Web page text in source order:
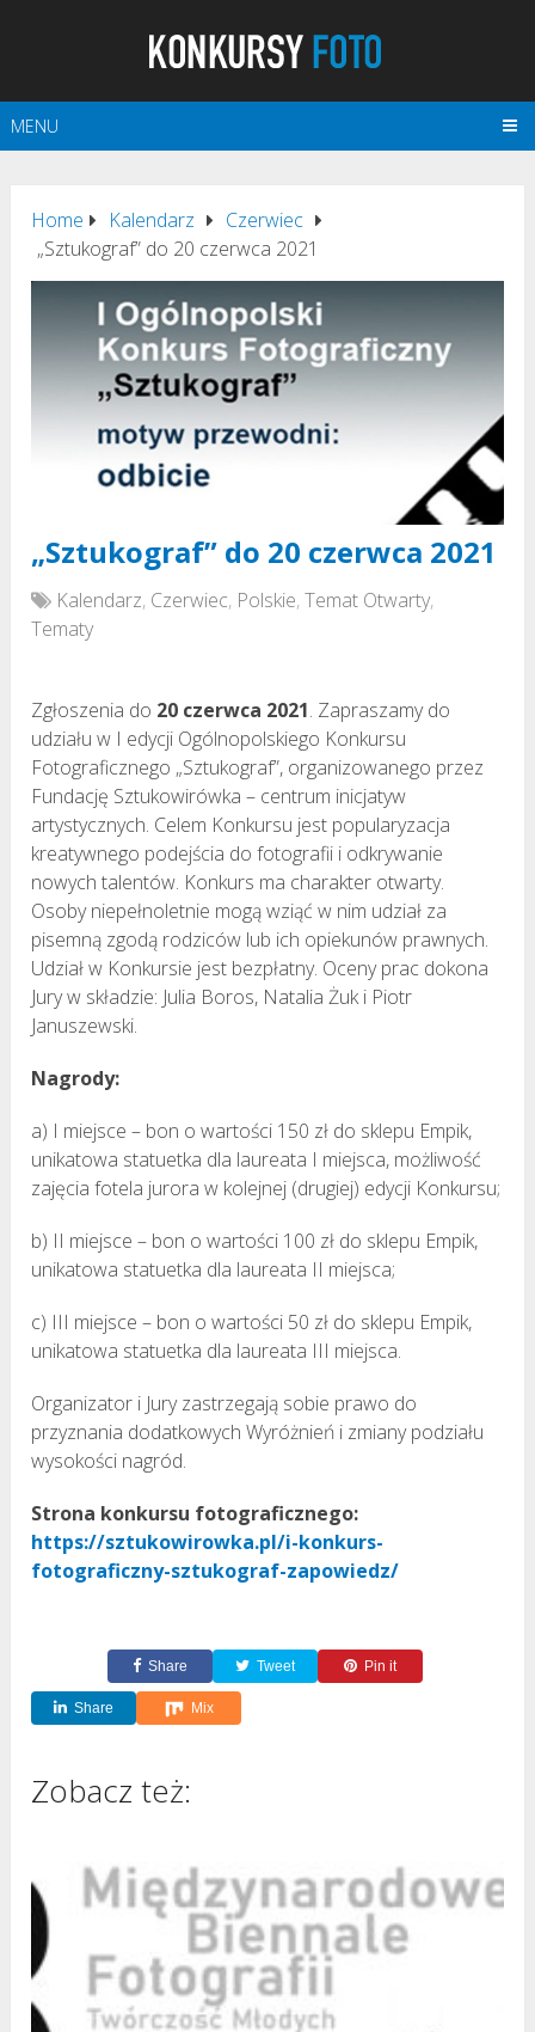
MENU
Home Kalendarz
Czerwiec
„Sztukograf” do 20 czerwca 2021
„Sztukograf” do 20 czerwca 2021
Kalendarz, Czerwiec, Polskie,Temat Otwarty,
Tematy
Zgłoszenia do 20 czerwca 2021. Zapraszamy do
udziału w I edycji Ogólnopolskiego Konkursu
Fotograficznego „Sztukograf”, organizowanego przez
Fundację Sztukowirówka – centrum inicjatyw
artystycznych. Celem Konkursu jest popularyzacja
kreatywnego podejścia do fotografii i odkrywanie
nowych talentów. Konkurs ma charakter otwarty.
Osoby niepełnoletnie mogą wziąć w nim udział za
pisemną zgodą rodziców lub ich opiekunów prawnych.
Udział w Konkursie jest bezpłatny. Oceny prac dokona
Jury w składzie: Julia Boros, Natalia Żuk i Piotr
Januszewski.
Nagrody:
a) I miejsce – bon o wartości 150 zł do sklepu Empik,
unikatowa statuetka dla laureata I miejsca, możliwość
zajęcia fotela jurora w kolejnej (drugiej) edycji Konkursu;
b) II miejsce – bon o wartości 100 zł do sklepu Empik,
unikatowa statuetka dla laureata II miejsca;
c) III miejsce – bon o wartości 50 zł do sklepu Empik,
unikatowa statuetka dla laureata III miejsca.
Organizator i Jury zastrzegają sobie prawo do
przyznania dodatkowych Wyróżnień i zmiany podziału
wysokości nagród.
Strona konkursu fotograficznego:
https://sztukowirowka.pl/i-konkurs-
fotograficzny-sztukograf-zapowiedz/
Share Tweet Pin it
Share Mix
Zobacz też: